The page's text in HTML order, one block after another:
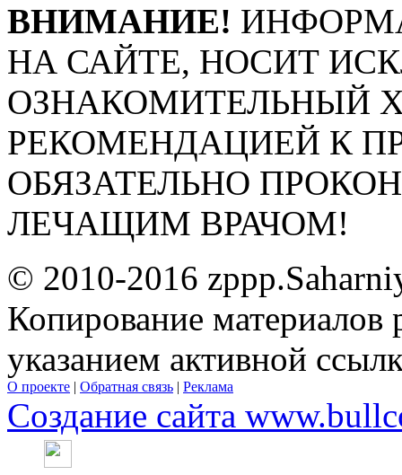
ВНИМАНИЕ!
НА САЙТЕ, НОСИТ
ОЗНАКОМИТЕЛЬНЫЙ
РЕКОМЕНДАЦИЕЙ К
ОБЯЗАТЕЛЬНО
ЛЕЧАЩИМ ВРАЧОМ!
© 2010-2016
Копирование материалов
указанием активной
О проекте | Обратная связь | Реклама
Создание сайта